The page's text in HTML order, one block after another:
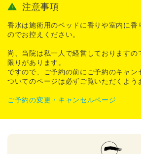
注意事項
香水は施術用のベッドに香りや室内に香
のでお控えください。
尚、当院は私一人で経営しておりますの
限りがあります。
ですので、ご予約の前にご予約のキャン
ついてのページは必ずご覧いただくよう
ご予約の変更・キャンセルページ